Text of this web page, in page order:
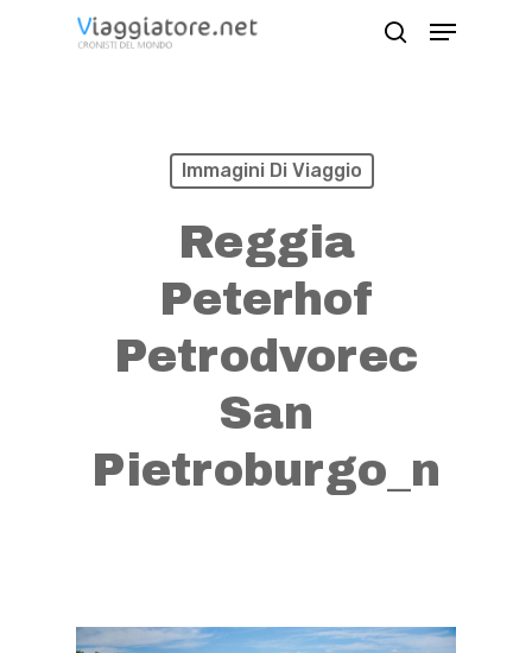
Menu
Immagini Di Viaggio
Reggia
Peterhof
Petrodvorec
San
Pietroburgo_n